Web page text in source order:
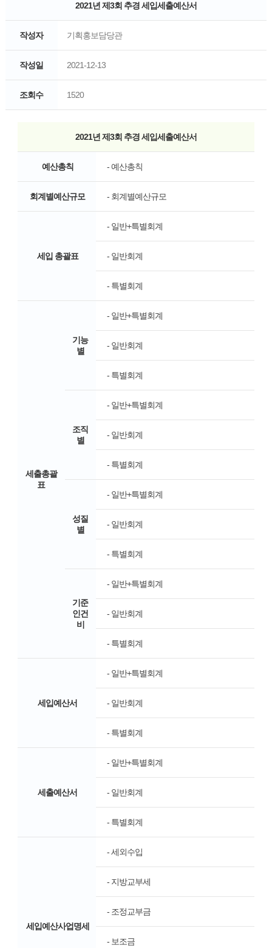
2021년 제3회 추경 세입세출예산서
작성자 기획홍보담당관
작성일 2021-12-13
조회수 1520
2021년 제3회 추경 세입세출예산서
예산총칙 - 예산총칙
회계별예산규모 - 회계별예산규모
세입 총괄표
- 일반+특별회계
- 일반회계
- 특별회계
세출총괄
표
기능
별
- 일반+특별회계
- 일반회계
- 특별회계
조직
별
- 일반+특별회계
- 일반회계
- 특별회계
성질
별
- 일반+특별회계
- 일반회계
- 특별회계
기준
인건
비
- 일반+특별회계
- 일반회계
- 특별회계
세입예산서
- 일반+특별회계
- 일반회계
- 특별회계
세출예산서
- 일반+특별회계
- 일반회계
- 특별회계
세입예산사업명세
- 세외수입
- 지방교부세
- 조정교부금
- 보조금